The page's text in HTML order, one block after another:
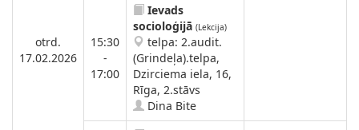
otrd.
17.02.2026
15:30
-
17:00
Ievads
socioloģijā (Lekcija)
telpa: 2.audit.
(Grindeļa).telpa,
Dzirciema iela, 16,
Rīga, 2.stāvs
Dina Bite